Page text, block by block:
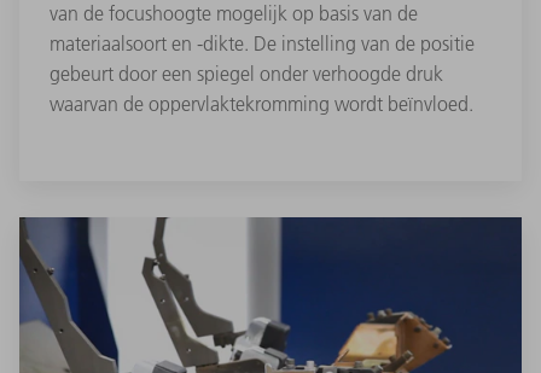
van de focushoogte mogelijk op basis van de
materiaalsoort en -dikte. De instelling van de positie
gebeurt door een spiegel onder verhoogde druk
waarvan de oppervlaktekromming wordt beïnvloed.